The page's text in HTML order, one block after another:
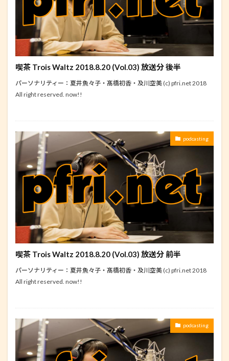
喫茶 Trois Waltz 2018.8.20 (Vol.03) 放送分 後半
パーソナリティー：夏井魚々子・髙橋初香・及川空美 (c) pfri.net 2018
All right reserved. now!!
podcasting
喫茶 Trois Waltz 2018.8.20 (Vol.03) 放送分 前半
パーソナリティー：夏井魚々子・髙橋初香・及川空美 (c) pfri.net 2018
All right reserved. now!!
podcasting